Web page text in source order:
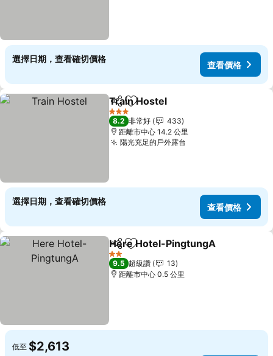
選擇日期，查看確切價格
查看價格
分享 加入我的最愛
Train Hostel
3 星級
8.2 非常好
433
距離市中心 14.2 公里
陽光充足的戶外露台
選擇日期，查看確切價格
查看價格
分享 加入我的最愛
Here Hotel-PingtungA
2 星級
9.5 超級讚
13
距離市中心 0.5 公里
低至 $2,613